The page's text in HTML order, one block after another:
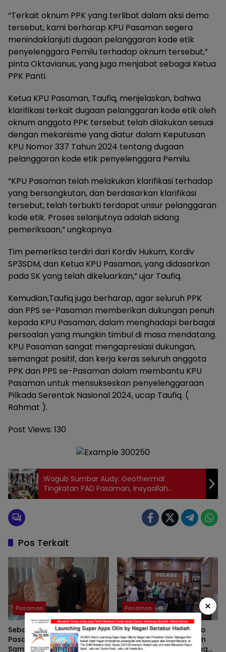
“Terkait oknum PPK yang terlibat dalam aksi demo
tersebut, kami berharap KPU Pasaman segera
menindaklanjuti dugaan pelanggaran kode etik
penyelenggara Pemilu terhadap oknum tersebut,”
pinta Oktavianus, yang juga menjabat sebagai Ketua
PPK Panti.
Ketua KPU Pasaman, Taufiq, menjelaskan, bahwa
klarifikasi terkait dugaan pelanggaran kode etik oleh
oknum anggota PPK tersebut telah dilakukan sesuai
dengan mekanisme yang diatur dalam Keputusan
KPU Nomor 337 Tahun 2024 tentang dugaan
pelanggaran kode etik penyelenggara Pemilu.
“KPU Pasaman telah melakukan klarifikasi terhadap
yang bersangkutan, dan berdasarkan klarifikasi
tersebut, telah terbukti terdapat unsur pelanggaran
kode etik. Proses selanjutnya adalah sidang
pemeriksaan,” ungkapnya.
Tim pemeriksa terdiri dari Kordiv Hukum, Kordiv
SP3SDM, dan Ketua KPU Pasaman, yang didasarkan
pada SK yang telah dikeluarkan,” ujar Taufiq.
Kemudian,Taufiq juga berharap, agar seluruh PPK
dan PPS se-Pasaman memberikan dukungan penuh
kepada KPU Pasaman, dalam menghadapi berbagai
persoalan yang mungkin timbul di masa mendatang.
KPU Pasaman sangat mengapresiasi dukungan,
semangat positif, dan kerja keras seluruh anggota
PPK dan PPS se-Pasaman dalam membantu KPU
Pasaman untuk mensukseskan penyelenggaraan
Pilkada Serentak Nasional 2024, ucap Taufiq. (
Rahmat ).
Post Views: 130
Wagub Sumbar Audy: Geothermal
Tingkatan PAD Pasaman, Insyaallah
Diresmikan
Pos Terkait
Pasaman
Sebagai Ketua DPRD
Pasaman, Nelfri Asfandi
Sambut Hangat
Pasaman
Pers Bersatu Tuah Saiyo
Bersilahturahmi Dengan
Kapolres Pasaman Yang
×